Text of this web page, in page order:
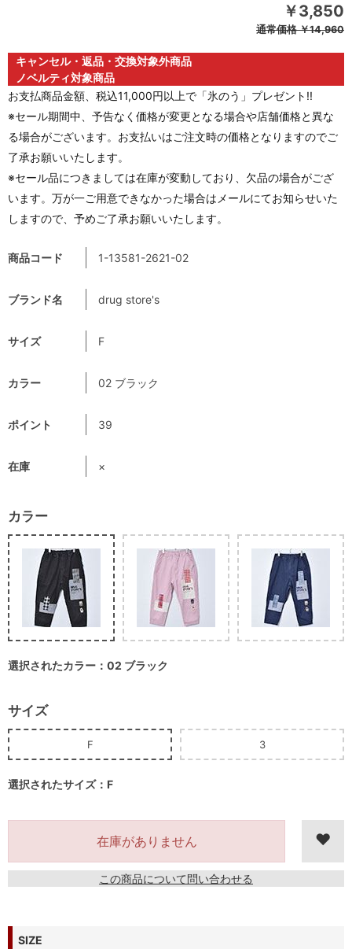
￥3,850
通常価格￥14,960
商品コード 1-13581-2621-02
ブランド名 drug store's
サイズ F
カラー 02 ブラック
ポイント 39
在庫 ×
カラー
選択されたカラー：02 ブラック
サイズ
F 3
選択されたサイズ：F
在庫がありません
この商品について問い合わせる
キャンセル・返品・交換対象外商品
ノベルティ対象商品
お支払商品金額、税込11,000円以上で「氷のう」プレゼント!!
※セール期間中、予告なく価格が変更となる場合や店舗価格と異な
る場合がございます。お支払いはご注文時の価格となりますのでご
了承お願いいたします。
※セール品につきましては在庫が変動しており、欠品の場合がござ
います。万が一ご用意できなかった場合はメールにてお知らせいた
しますので、予めご了承お願いいたします。
SIZE